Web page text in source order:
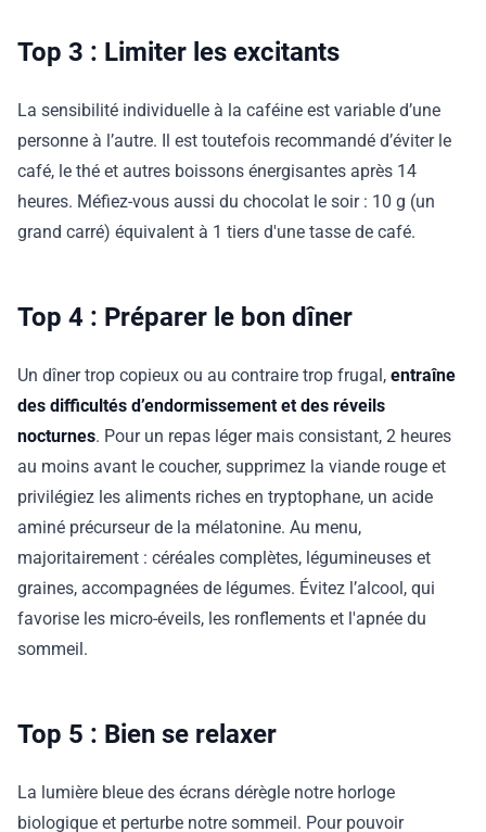
Top 3 : Limiter les excitants
La sensibilité individuelle à la caféine est variable d’une
personne à l’autre. Il est toutefois recommandé d’éviter le
café, le thé et autres boissons énergisantes après 14
heures. Méfiez-vous aussi du chocolat le soir : 10 g (un
grand carré) équivalent à 1 tiers d'une tasse de café.
Top 4 : Préparer le bon dîner
Un dîner trop copieux ou au contraire trop frugal, entraîne
des difficultés d’endormissement et des réveils
nocturnes. Pour un repas léger mais consistant, 2 heures
au moins avant le coucher, supprimez la viande rouge et
privilégiez les aliments riches en tryptophane, un acide
aminé précurseur de la mélatonine. Au menu,
majoritairement : céréales complètes, légumineuses et
graines, accompagnées de légumes. Évitez l’alcool, qui
favorise les micro-éveils, les ronflements et l'apnée du
sommeil.
Top 5 : Bien se relaxer
La lumière bleue des écrans dérègle notre horloge
biologique et perturbe notre sommeil. Pour pouvoir